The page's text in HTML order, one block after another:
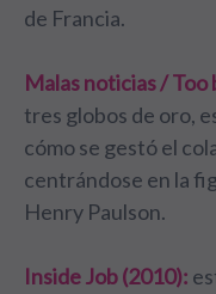
de Francia.
Malas noticias / Too
tres globos de oro,
cómo se gestó el
centrándose en la
Henry Paulson.
Inside Job (2010):